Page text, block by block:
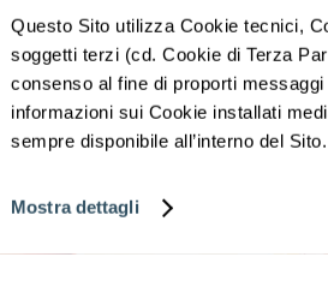
Questo Sito utilizza Cookie tecnici,
soggetti terzi (cd. Cookie di Terza
consenso al fine di proporti
informazioni sui Cookie installati
sempre disponibile all’interno del Sito.
Mostra dettagli
ALQUILER
Transporte en